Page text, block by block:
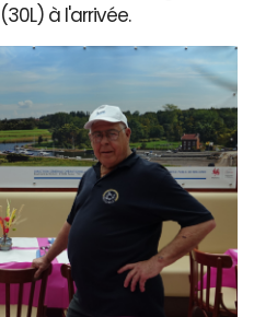
à l'arrivée.